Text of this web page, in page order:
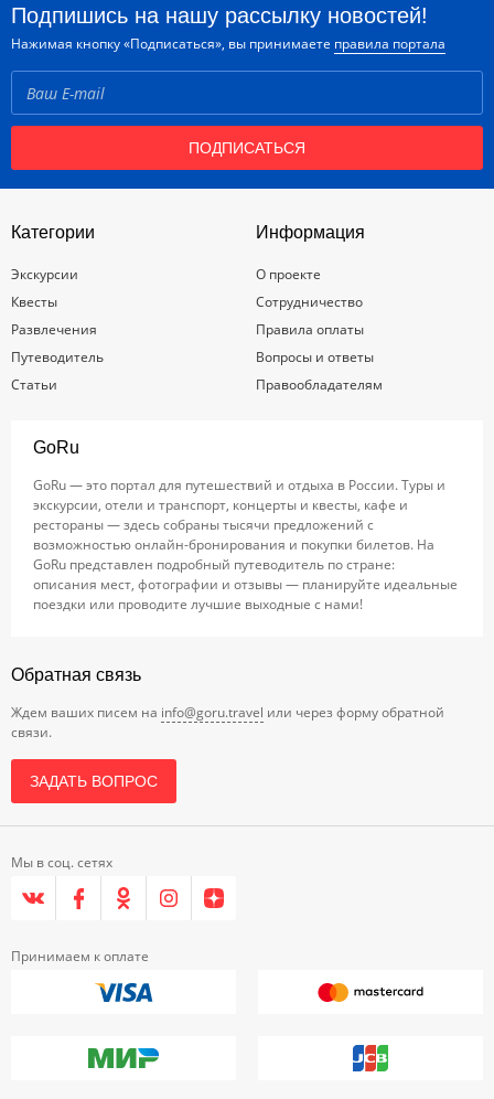
Подпишись на нашу рассылку новостей!
Нажимая кнопку «Подписаться», вы принимаете правила портала
ПОДПИСАТЬСЯ
Категории
Экскурсии
Квесты
Развлечения
Путеводитель
Статьи
Информация
О проекте
Сотрудничество
Правила оплаты
Вопросы и ответы
Правообладателям
GoRu
GoRu — это портал для путешествий и отдыха в России. Туры и
экскурсии, отели и транспорт, концерты и квесты, кафе и
рестораны — здесь собраны тысячи предложений с
возможностью онлайн-бронирования и покупки билетов. На
GoRu представлен подробный путеводитель по стране:
описания мест, фотографии и отзывы — планируйте идеальные
поездки или проводите лучшие выходные с нами!
Обратная связь
Ждем ваших писем на info@goru.travel или через форму обратной
связи.
ЗАДАТЬ ВОПРОС
Мы в соц. сетях
Принимаем к оплате